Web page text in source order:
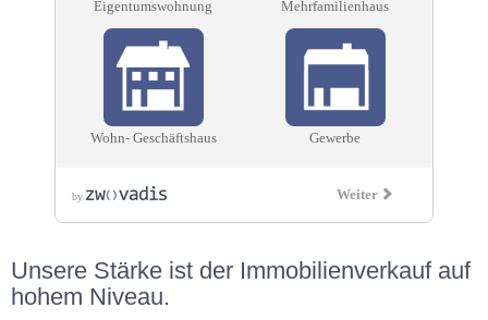
Unsere Stärke ist der Immobilienverkauf auf
hohem Niveau.